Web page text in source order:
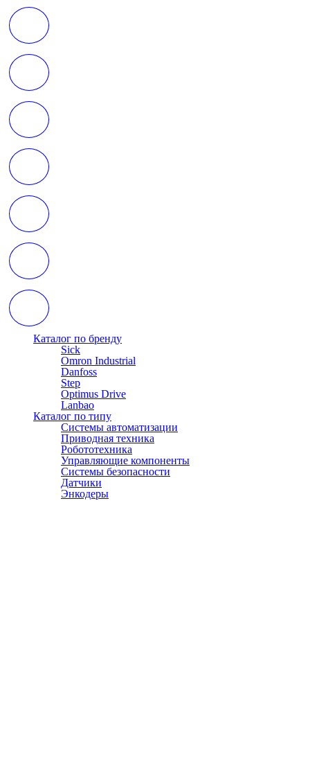
Каталог по бренду
Sick
Omron Industrial
Danfoss
Step
Optimus Drive
Lanbao
Каталог по типу
Системы автоматизации
Приводная техника
Робототехника
Управляющие компоненты
Системы безопасности
Датчики
Энкодеры